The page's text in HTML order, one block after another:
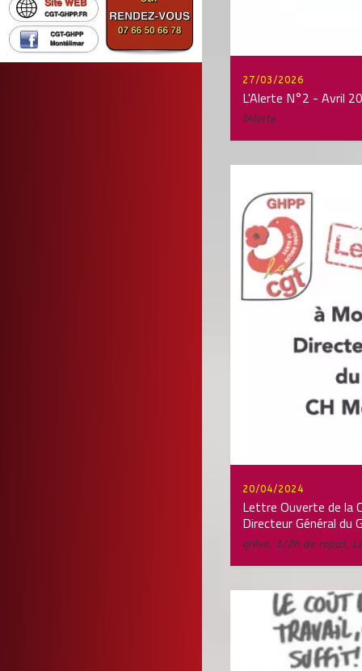
27/03/2026
L'Alerte N°2 - Avril
l'Alerte
20/04/2024
Lettre Ouverte de la
Directeur Général du
grève, 1/2h de repas,